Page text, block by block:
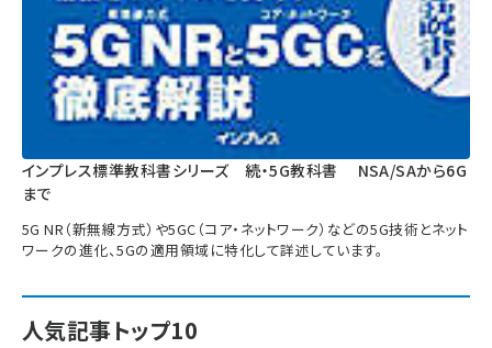
インプレス標準教科書シリーズ 続・5G教科書 NSA/SAから6G
まで
5G NR（新無線方式）や5GC（コア・ネットワーク）などの5G技術とネット
ワークの進化、5Gの適用領域に特化して詳述しています。
人気記事トップ10